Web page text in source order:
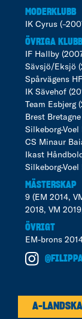
MODERKLUBB
IK Cyrus
ÖVRIGA
IF Hallby
Sävsjö/Eksjö
Spårvägens
IK Sävehof
Team Esbjerg
Brest
Silkeborg-
CS Minaur
Ikast
Silkeborg-Voel
MÄSTERSKAP
9 (EM 2014,
2018, VM
ÖVRIGT
EM-brons
A-